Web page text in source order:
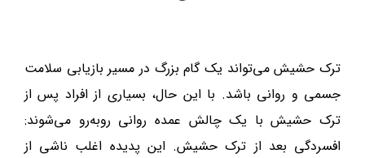
ترک حشیش می‌تواند یک گام بزرگ در مسیر بازیابی سلامت
جسمی و روانی باشد. با این حال، بسیاری از افراد پس از
ترک حشیش با یک چالش عمده روانی روبه‌رو می‌شوند:
افسردگی بعد از ترک حشیش. این پدیده اغلب ناشی از